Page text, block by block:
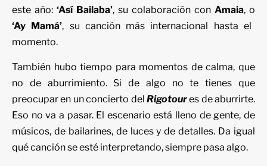
este año: ‘Así Bailaba’, su colaboración con Amaia, o
‘Ay Mamá’, su canción más internacional hasta el
momento.
También hubo tiempo para momentos de calma, que
no de aburrimiento. Si de algo no te tienes que
preocupar en un concierto del Rigotoures de aburrirte.
Eso no va a pasar. El escenario está lleno de gente, de
músicos, de bailarines, de luces y de detalles. Da igual
qué canción se esté interpretando, siempre pasa algo.